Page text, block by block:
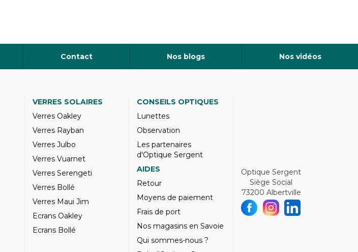
Contact Nos blogs Nos vidéos
VERRES SOLAIRES
Verres Oakley
Verres Rayban
Verres Julbo
Verres Vuarnet
Verres Serengeti
Verres Bollé
Verres Maui Jim
Ecrans Oakley
Ecrans Bollé
CONSEILS OPTIQUES
Lunettes
Observation
Les partenaires
d'Optique Sergent
AIDES
Retour
Moyens de paiement
Frais de port
Nos magasins en Savoie
Qui sommes-nous ?
Optique Sergent
Siège Social
73200 Albertville